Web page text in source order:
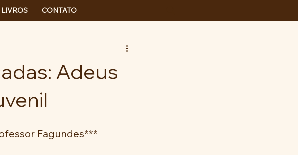
LIVROS CONTATO
Adeus
Fagundes***